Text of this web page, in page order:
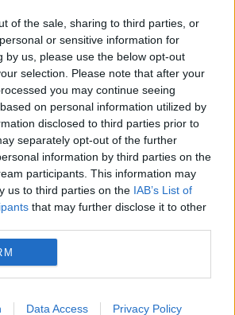
of the sale, sharing to third parties, or
or sensitive information for
by us, please use the below opt-out
selection. Please note that after your
you may continue seeing
on personal information utilized by
disclosed to third parties prior to
separately opt-out of the further
information by third parties on the
participants. This information may
us to third parties on the IAB’s List of
that may further disclose it to other
Data Access Privacy Policy
României la euro
a fost votată în plenul